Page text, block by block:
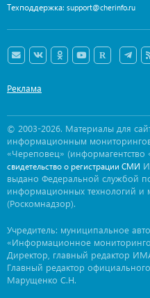
Техподдержка: support@cherinfo.ru
Реклама
© 2003-2026. Материалы для
информационным
«Череповец»
свидетельство о регистрации СМИ
выдано Федеральной службой
информационных технологий и
(Роскомнадзор).
Учредитель: муниципальное
«Информационное
Директор, главный редактор
Главный редактор
Марущенко С.Н.